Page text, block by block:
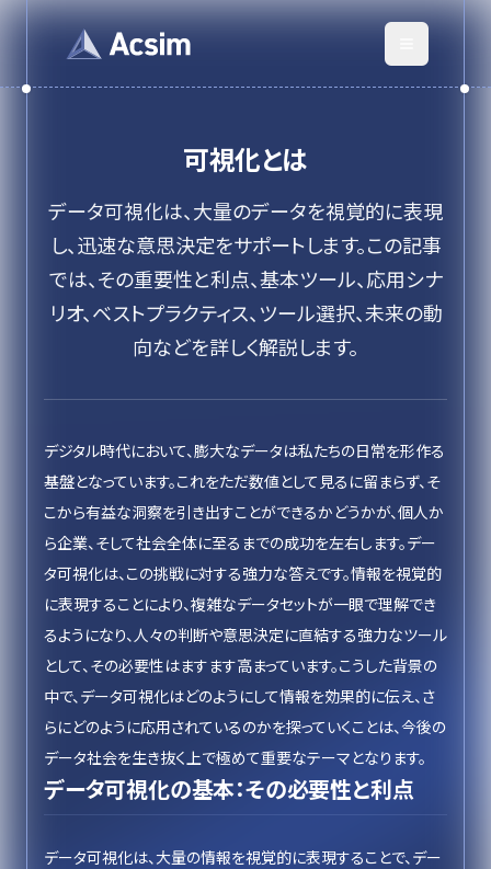
可視化とは
データ可視化は、大量のデータを視覚的に表現
し、迅速な意思決定をサポートします。この記事
では、その重要性と利点、基本ツール、応用シナ
リオ、ベストプラクティス、ツール選択、未来の動
向などを詳しく解説します。
デジタル時代において、膨大なデータは私たちの日常を形作る
基盤となっています。これをただ数値として見るに留まらず、そ
こから有益な洞察を引き出すことができるかどうかが、個人か
ら企業、そして社会全体に至るまでの成功を左右します。デー
タ可視化は、この挑戦に対する強力な答えです。情報を視覚的
に表現することにより、複雑なデータセットが一眼で理解でき
るようになり、人々の判断や意思決定に直結する強力なツール
として、その必要性はますます高まっています。こうした背景の
中で、データ可視化はどのようにして情報を効果的に伝え、さ
らにどのように応用されているのかを探っていくことは、今後の
データ社会を生き抜く上で極めて重要なテーマとなります。
データ可視化の基本：その必要性と利点
データ可視化は、大量の情報を視覚的に表現することで、デー